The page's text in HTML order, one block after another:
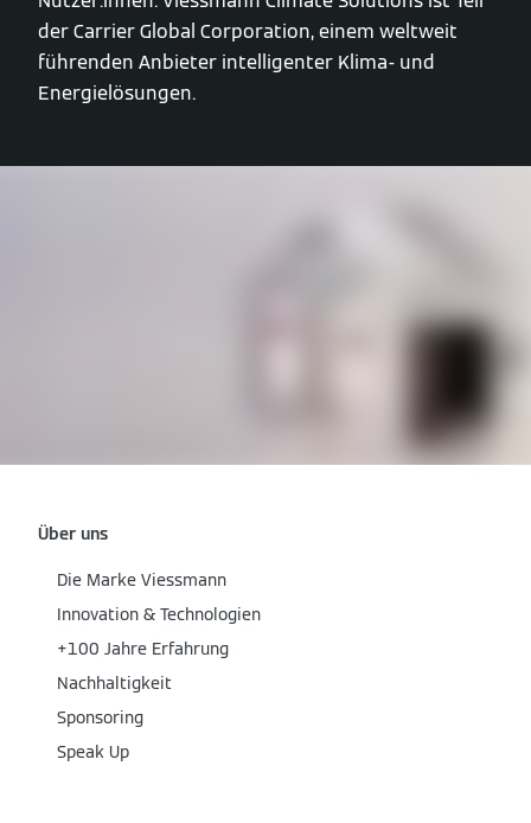
der Carrier Global Corporation, einem weltweit
führenden Anbieter intelligenter Klima- und
Energielösungen.
Über uns
Die Marke Viessmann
Innovation & Technologien
+100 Jahre Erfahrung
Nachhaltigkeit
Sponsoring
Speak Up